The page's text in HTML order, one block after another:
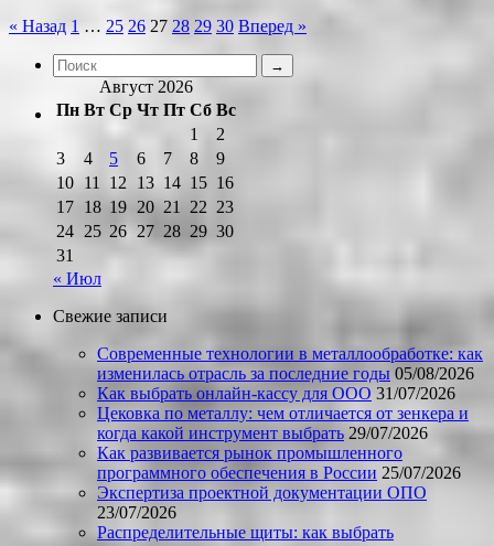
Пагинация
записей
« Назад 1 … 25 26 27 28 29 30 Вперед »
Август 2026
Пн Вт Ср Чт Пт Сб Вс
1
2
3
4 5 6 7 8
9
10 11 12 13 14 15 16
17 18 19 20 21 22 23
24 25 26 27 28 29 30
31
« Июл
Свежие записи
Современные технологии в металлообработке: как
изменилась отрасль за последние годы 05/08/2026
Как выбрать онлайн-кассу для ООО 31/07/2026
Цековка по металлу: чем отличается от зенкера и
когда какой инструмент выбрать 29/07/2026
Как развивается рынок промышленного
программного обеспечения в России 25/07/2026
Экспертиза проектной документации ОПО
23/07/2026
Распределительные щиты: как выбрать